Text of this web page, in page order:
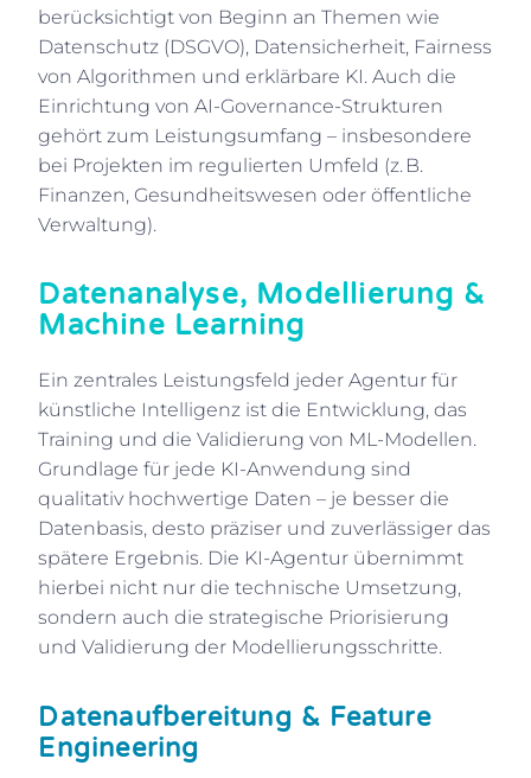
berücksichtigt von Beginn an Themen wie
Datenschutz (DSGVO), Datensicherheit, Fairness
von Algorithmen und erklärbare KI. Auch die
Einrichtung von AI-Governance-Strukturen
gehört zum Leistungsumfang – insbesondere
bei Projekten im regulierten Umfeld (z. B.
Finanzen, Gesundheitswesen oder öffentliche
Verwaltung).
Datenanalyse, Modellierung &
Machine Learning
Ein zentrales Leistungsfeld jeder Agentur für
künstliche Intelligenz ist die Entwicklung, das
Training und die Validierung von ML-Modellen.
Grundlage für jede KI-Anwendung sind
qualitativ hochwertige Daten – je besser die
Datenbasis, desto präziser und zuverlässiger das
spätere Ergebnis. Die KI-Agentur übernimmt
hierbei nicht nur die technische Umsetzung,
sondern auch die strategische Priorisierung
und Validierung der Modellierungsschritte.
Datenaufbereitung & Feature
Engineering